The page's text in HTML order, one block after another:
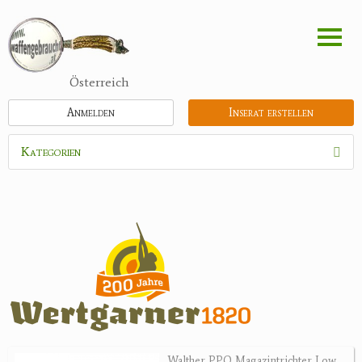
zum
Inhalt
Österreich
Inserat erstellen
Anmelden
Kategorien
Kipplaufgewehre
Kleinkalibergewehre
Repetiererbüchse
Luftdruckwaffen